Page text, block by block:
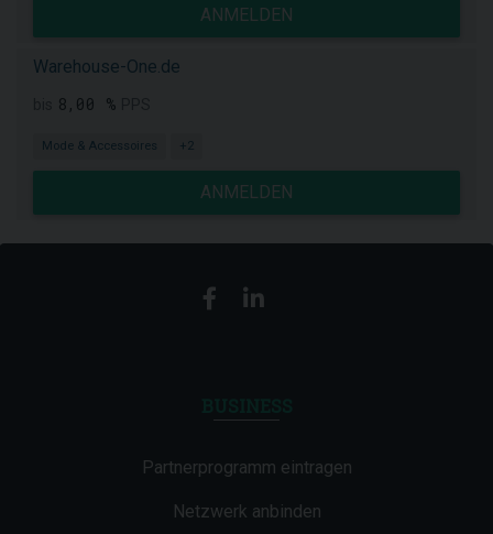
ANMELDEN
Warehouse-One.de
8,00 %
Mode & Accessoires +2
ANMELDEN
Partnerprogramm eintragen
Netzwerk anbinden